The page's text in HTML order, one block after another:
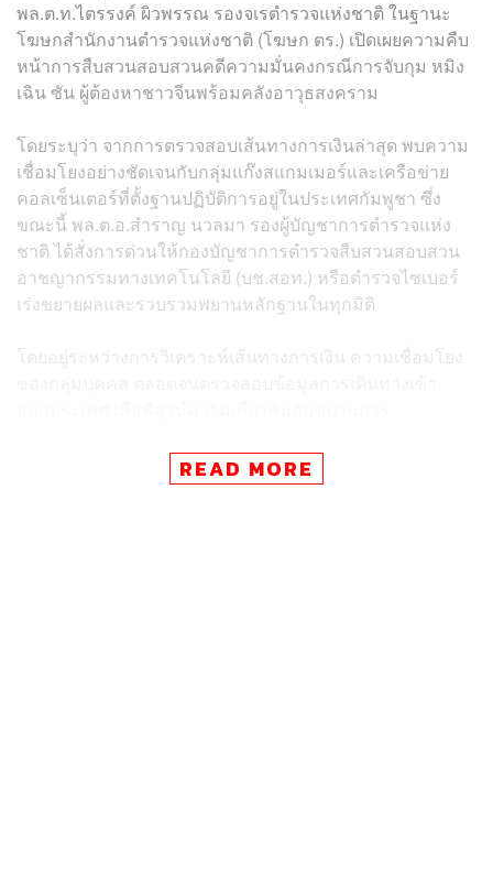
พล.ต.ท.ไตรรงค์ ผิวพรรณ รองจเรตำรวจแห่งชาติ ในฐานะ
โฆษกสำนักงานตำรวจแห่งชาติ (โฆษก ตร.) เปิดเผยความคืบ
หน้าการสืบสวนสอบสวนคดีความมั่นคงกรณีการจับกุม หมิง
เฉิน ซัน ผู้ต้องหาชาวจีนพร้อมคลังอาวุธสงคราม
โดยระบุว่า จากการตรวจสอบเส้นทางการเงินล่าสุด พบความ
เชื่อมโยงอย่างชัดเจนกับกลุ่มแก๊งสแกมเมอร์และเครือข่าย
คอลเซ็นเตอร์ที่ตั้งฐานปฏิบัติการอยู่ในประเทศกัมพูชา ซึ่ง
ขณะนี้ พล.ต.อ.สำราญ นวลมา รองผู้บัญชาการตำรวจแห่ง
ชาติ ได้สั่งการด่วนให้กองบัญชาการตำรวจสืบสวนสอบสวน
อาชญากรรมทางเทคโนโลยี (บช.สอท.) หรือตำรวจไซเบอร์
เร่งขยายผลและรวบรวมพยานหลักฐานในทุกมิติ
โดยอยู่ระหว่างการวิเคราะห์เส้นทางการเงิน ความเชื่อมโยง
การสืบสวนอย่างละเอียดถี่ถ้วน จากข้อมูลการสืบสวนเชิงลึก
ในเบื้องต้น ทางเจ้าหน้าที่สามารถยืนยันได้ว่า หมิงเฉิน ซัน
READ MORE